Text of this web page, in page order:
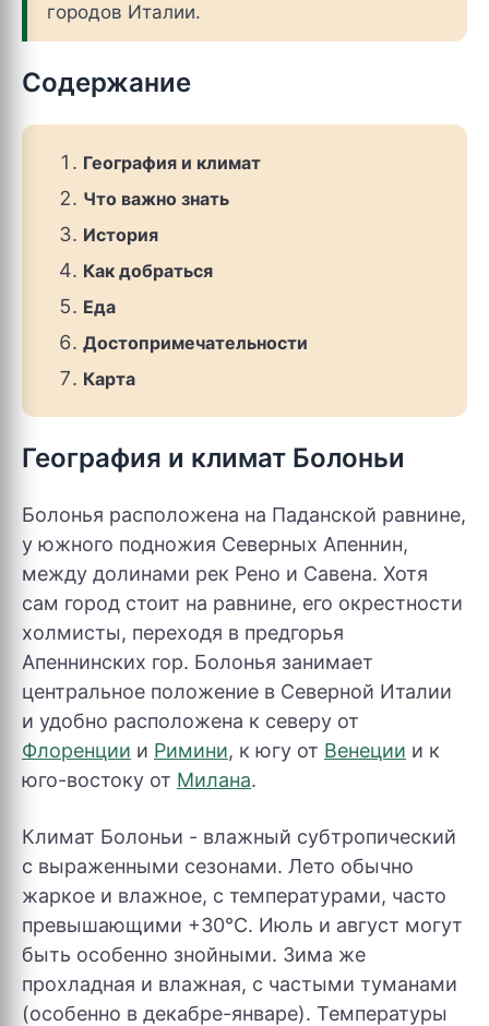
городов Италии.
Содержание
География и климат
Что важно знать
История
Как добраться
Еда
Достопримечательности
Карта
География и климат Болоньи
Болонья расположена на Паданской равнине,
у южного подножия Северных Апеннин,
между долинами рек Рено и Савена. Хотя
сам город стоит на равнине, его окрестности
холмисты, переходя в предгорья
Апеннинских гор. Болонья занимает
центральное положение в Северной Италии
и удобно расположена к северу от
Флоренции и Римини, к югу от Венеции и к
юго-востоку от Милана.
Климат Болоньи - влажный субтропический
с выраженными сезонами. Лето обычно
жаркое и влажное, с температурами, часто
превышающими +30°C. Июль и август могут
быть особенно знойными. Зима же
прохладная и влажная, с частыми туманами
(особенно в декабре-январе). Температуры